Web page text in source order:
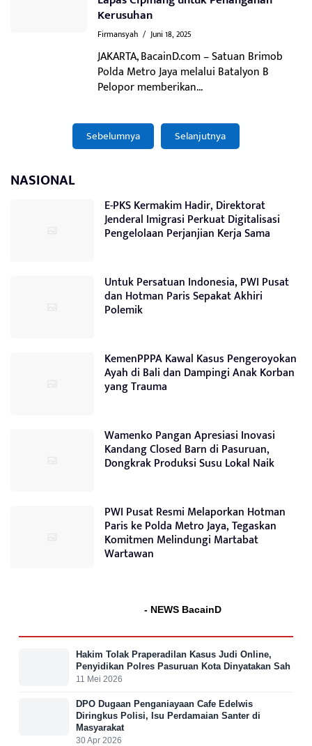
Kerusuhan
Firmansyah / Juni 18, 2025
JAKARTA, BacainD.com – Satuan Brimob
Polda Metro Jaya melalui Batalyon B
Pelopor memberikan...
Sebelumnya Selanjutnya
NASIONAL
E-PKS Kermakim Hadir, Direktorat
Jenderal Imigrasi Perkuat Digitalisasi
Pengelolaan Perjanjian Kerja Sama
Untuk Persatuan Indonesia, PWI Pusat
dan Hotman Paris Sepakat Akhiri
Polemik
KemenPPPA Kawal Kasus Pengeroyokan
Ayah di Bali dan Dampingi Anak Korban
yang Trauma
Wamenko Pangan Apresiasi Inovasi
Kandang Closed Barn di Pasuruan,
Dongkrak Produksi Susu Lokal Naik
PWI Pusat Resmi Melaporkan Hotman
Paris ke Polda Metro Jaya, Tegaskan
Komitmen Melindungi Martabat
Wartawan
- NEWS BacainD
Hakim Tolak Praperadilan Kasus Judi Online,
Penyidikan Polres Pasuruan Kota Dinyatakan Sah
11 Mei 2026
DPO Dugaan Penganiayaan Cafe Edelwis
Diringkus Polisi, Isu Perdamaian Santer di
Masyarakat
30 Apr 2026